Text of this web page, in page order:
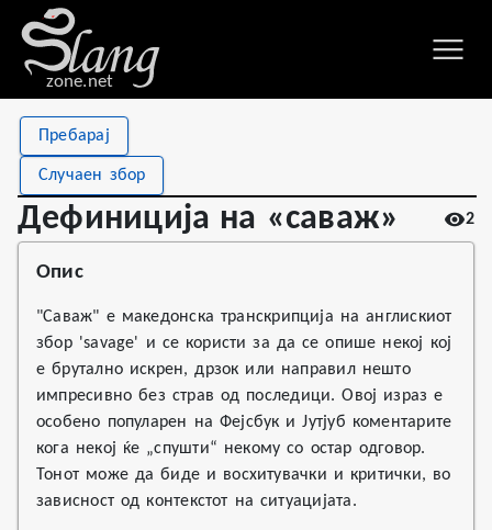
zone.net
Пребарај
Случаен збор
Дефиниција на «саваж» 2
Дефиниција на «саваж»
Stat
Value
Views
Definitions 1
First seen
Опис
"Саваж" е македонска транскрипција на англискиот
збор 'savage' и се користи за да се опише некој кој
е брутално искрен, дрзок или направил нешто
импресивно без страв од последици. Овој израз е
особено популарен на Фејсбук и Јутјуб коментарите
кога некој ќе „спушти“ некому со остар одговор.
Тонот може да биде и восхитувачки и критички, во
зависност од контекстот на ситуацијата.